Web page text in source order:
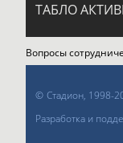
ТАБЛО
Вопросы
© Стадион, 1998-
Разработка и